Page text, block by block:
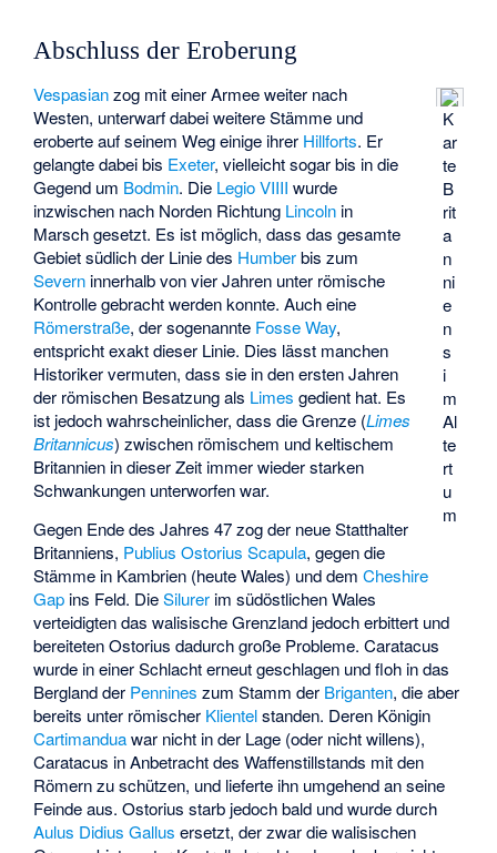
Abschluss der Eroberung
K
ar
te
B
rit
a
n
ni
e
n
s
i
m
Al
te
rt
u
m
Vespasianzog mit einer Armee weiter nach
Westen, unterwarf dabei weitere Stämme und
eroberte auf seinem Weg einige ihrer Hillforts. Er
gelangte dabei bis Exeter, vielleicht sogar bis in die
Gegend um Bodmin. Die Legio VIIII wurde
inzwischen nach Norden Richtung Lincoln in
Marsch gesetzt. Es ist möglich, dass das gesamte
Gebiet südlich der Linie des Humberbis zum
Severn innerhalb von vier Jahren unter römische
Kontrolle gebracht werden konnte. Auch eine
Römerstraße, der sogenannte Fosse Way,
entspricht exakt dieser Linie. Dies lässt manchen
Historiker vermuten, dass sie in den ersten Jahren
der römischen Besatzung als Limes gedient hat. Es
ist jedoch wahrscheinlicher, dass die Grenze (Limes
Britannicus) zwischen römischem und keltischem
Britannien in dieser Zeit immer wieder starken
Schwankungen unterworfen war.
Gegen Ende des Jahres 47 zog der neue Statthalter
Britanniens, Publius Ostorius Scapula, gegen die
Stämme in Kambrien (heute Wales) und demCheshire
Gap ins Feld. DieSilurer im südöstlichen Wales
verteidigten das walisische Grenzland jedoch erbittert und
bereiteten Ostorius dadurch große Probleme. Caratacus
wurde in einer Schlacht erneut geschlagen und floh in das
Bergland der Pennines zum Stamm der Briganten, die aber
bereits unter römischer Klientelstanden. Deren Königin
Cartimanduawar nicht in der Lage (oder nicht willens),
Caratacus in Anbetracht des Waffenstillstands mit den
Römern zu schützen, und lieferte ihn umgehend an seine
Feinde aus. Ostorius starb jedoch bald und wurde durch
Aulus Didius Gallus ersetzt, der zwar die walisischen